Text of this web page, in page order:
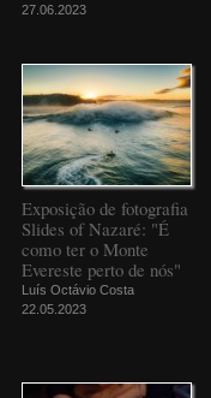
27.06.2023
Exposição de fotografia
Slides of Nazaré: "É
como ter o Monte
Evereste perto de nós"
Luís Octávio Costa
22.05.2023